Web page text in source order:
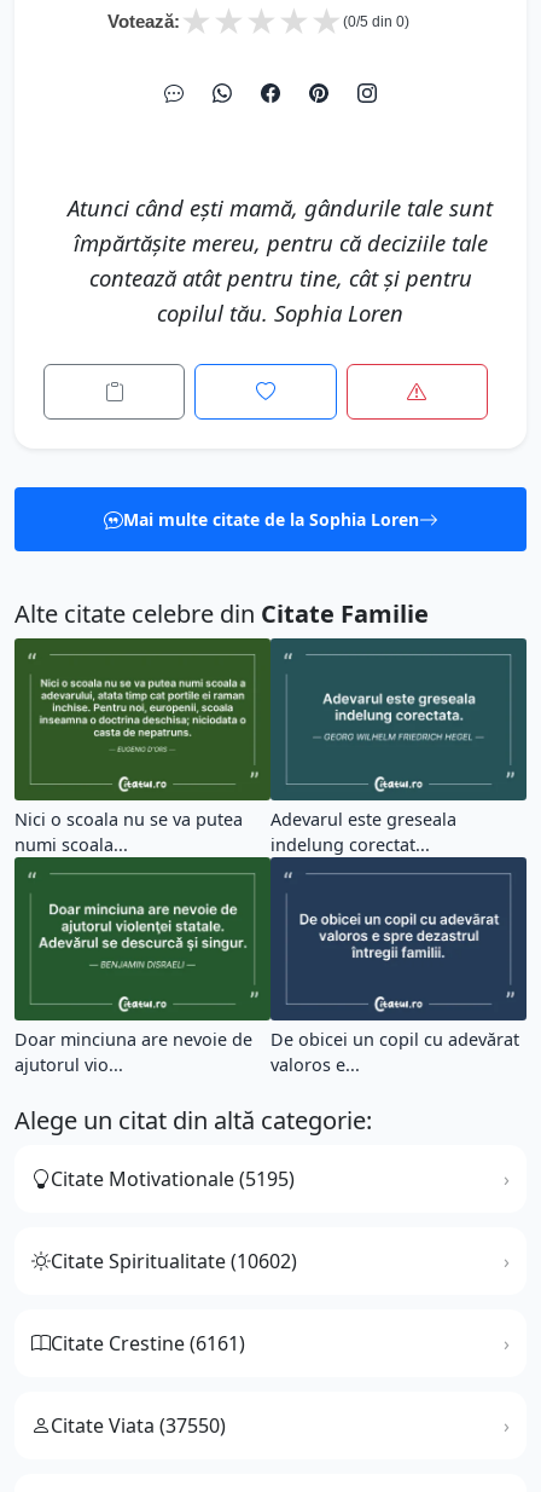
Votează: ★
★
★
★
★ (0/5 din 0)
Atunci când ești mamă, gândurile tale sunt
împărtășite mereu, pentru că deciziile tale
contează atât pentru tine, cât și pentru
copilul tău. Sophia Loren
Mai multe citate de la Sophia Loren
Alte citate celebre din Citate Familie
Nici o scoala nu se va putea
numi scoala...
Adevarul este greseala
indelung corectat...
Doar minciuna are nevoie de
ajutorul vio...
De obicei un copil cu adevărat
valoros e...
Alege un citat din altă categorie:
Citate Motivationale (5195)
Citate Spiritualitate (10602)
Citate Crestine (6161)
Citate Viata (37550)